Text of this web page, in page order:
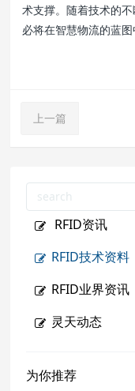
术支撑。随着技术的
必将在智慧物流的蓝图
上一篇
RFID资讯
RFID技术资料
RFID业界资讯
灵天动态
为你推荐